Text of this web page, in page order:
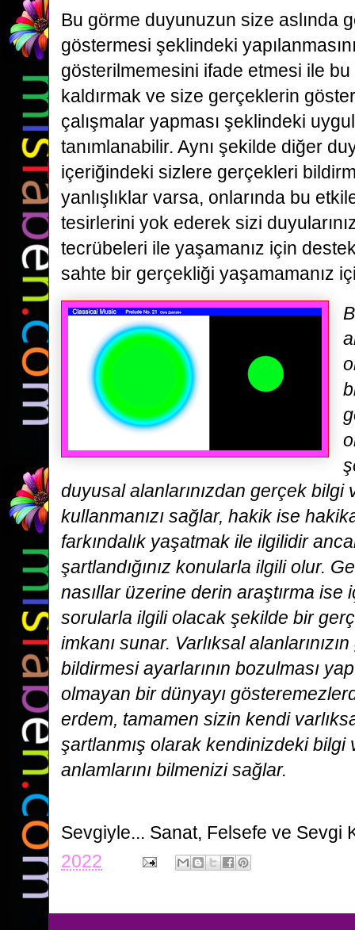
Bu görme duyunuzun size aslında
göstermesi şeklindeki
gösterilmemesini ifade etmesi ile
kaldırmak ve size gerçeklerin
çalışmalar yapması şeklindeki
tanımlanabilir. Aynı şekilde diğer
içeriğindeki sizlere gerçekleri
yanlışlıklar varsa, onlarında bu
tesirlerini yok ederek sizi
tecrübeleri ile yaşamanız için
sahte bir gerçekliği yaşamamanız
duyusal alanlarınızdan gerçek bilgi
kullanmanızı sağlar, hakik ise
farkındalık yaşatmak ile ilgilidir
şartlandığınız konularla ilgili olur.
nasıllar üzerine derin araştırma ise
sorularla ilgili olacak şekilde bir
imkanı sunar. Varlıksal
bildirmesi ayarlarının bozulması
olmayan bir dünyayı
erdem, tamamen sizin kendi
şartlanmış olarak kendinizdeki
anlamlarını bilmenizi sağlar.
Sevgiyle... Sanat, Felsefe ve Sevgi
2022